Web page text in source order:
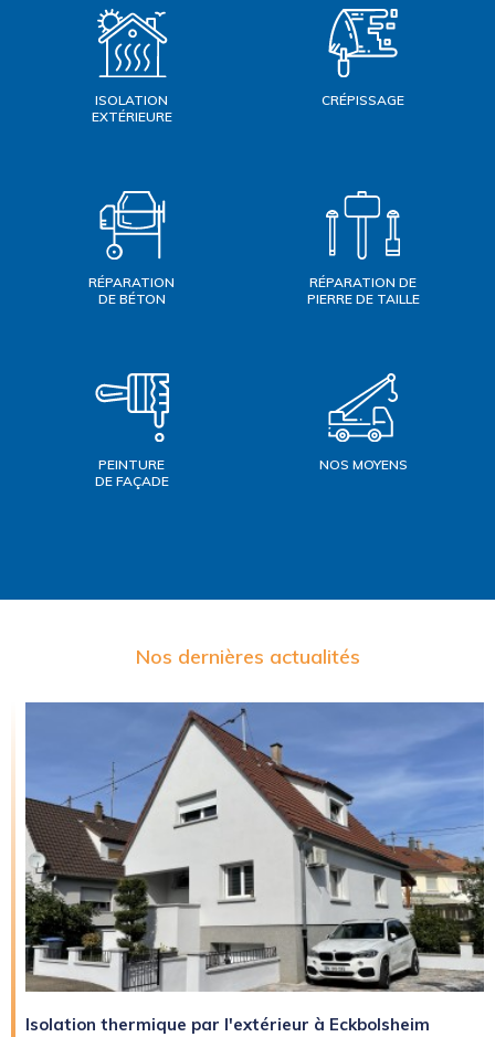
ISOLATION
EXTÉRIEURE
CRÉPISSAGE
RÉPARATION
DE BÉTON
RÉPARATION DE
PIERRE DE TAILLE
PEINTURE
DE FAÇADE
NOS MOYENS
Nos dernières actualités
Isolation thermique par l'extérieur à Eckbolsheim